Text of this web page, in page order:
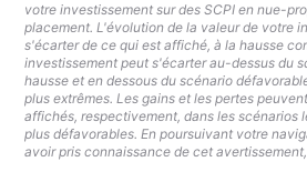
votre investissement sur des SCPI en nue-
placement. L'évolution de la valeur de votre
s'écarter de ce qui est affiché, à la hausse
investissement peut s'écarter au-dessus du
hausse et en dessous du scénario
plus extrêmes. Les gains et les pertes
affichés, respectivement, dans les scénarios
plus défavorables. En poursuivant votre
avoir pris connaissance de cet